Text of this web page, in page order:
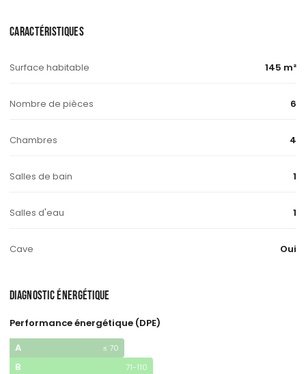
CARACTÉRISTIQUES
Surface habitable 145 m²
Nombre de pièces 6
Chambres 4
Salles de bain 1
Salles d'eau 1
Cave Oui
DIAGNOSTIC ÉNERGÉTIQUE
Performance énergétique (DPE)
A
≤ 70
B 71-110